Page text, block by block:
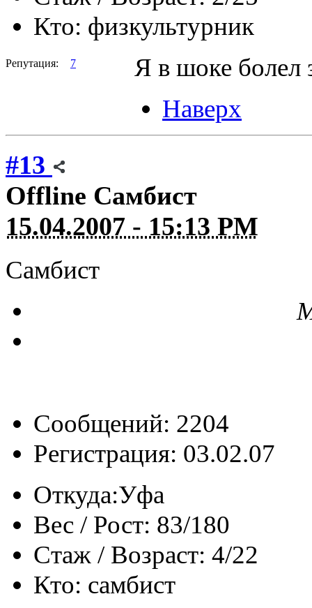
Кто: физкультурник
Репутация: 7
Я в шоке болел
Наверх
#13
Offline Самбист
15.04.2007 - 15:13 PM
Самбист
Сообщений: 2204
Регистрация: 03.02.07
Откуда:Уфа
Вес / Рост: 83/180
Стаж / Возраст: 4/22
Кто: самбист